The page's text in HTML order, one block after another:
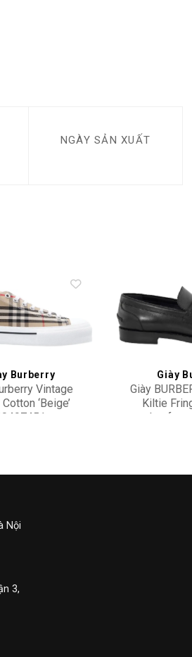
NGÀY SẢN XUẤT
Add to
Burberry
Vintage
‘Beige’
Giày
Giày
Kiltie
Loafers
Nội
3,